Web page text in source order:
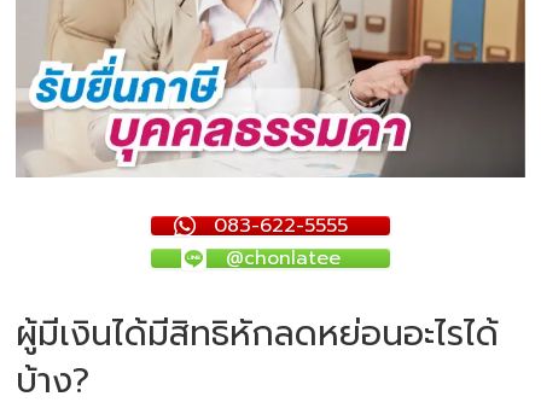
083-622-5555
@chonlatee
ผู้มีเงินได้มีสิทธิหักลดหย่อนอะไรได้
บ้าง?